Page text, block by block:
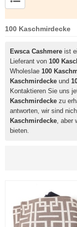
100 Kaschmirdecke
Ewsca Cashmere ist
Lieferant von 100
Wholeslae 100
Kaschmirdecke und
Kontaktieren Sie uns
Kaschmirdecke zu
antworten, wir sind
Kaschmirdecke, aber
bieten.